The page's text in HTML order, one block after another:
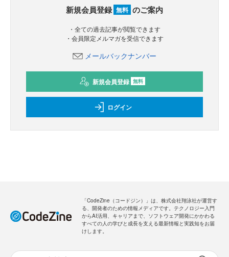
新規会員登録 無料 のご案内
・全ての過去記事が閲覧できます
・会員限定メルマガを受信できます
メールバックナンバー
新規会員登録 無料
ログイン
「CodeZine（コードジン）」は、株式会社翔泳社が運営す
る、開発者のための情報メディアです。テクノロジー入門
からAI活用、キャリアまで、ソフトウェア開発にかかわる
すべての人の学びと成長を支える最新情報と実践知をお届
けします。